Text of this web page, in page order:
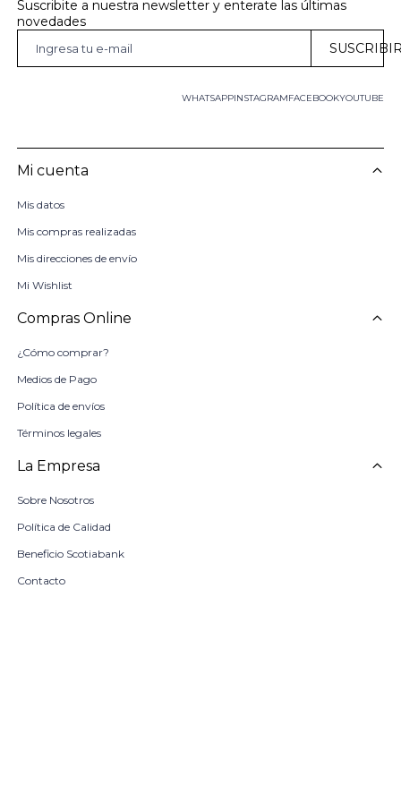
Suscribite a nuestra newsletter y enterate las últimas
novedades
WHATSAPP FACEBOOKYOUTUBE
INSTAGRAM
Mi cuenta
Mis datos
Mis compras realizadas
Mis direcciones de envío
Mi Wishlist
Compras Online
¿Cómo comprar?
Medios de Pago
Política de envíos
Términos legales
La Empresa
Sobre Nosotros
Política de Calidad
Beneficio Scotiabank
Contacto